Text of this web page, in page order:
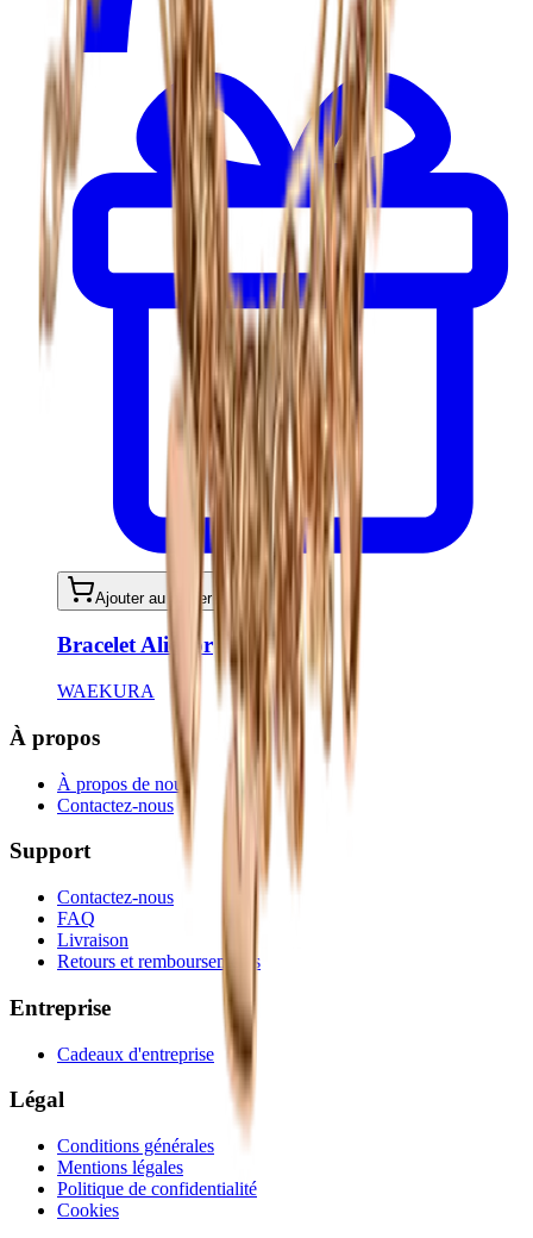
Ajouter au panier
Bracelet Aliénor
WAEKURA
À propos
À propos de nous
Contactez-nous
Support
Contactez-nous
FAQ
Livraison
Retours et remboursements
Entreprise
Cadeaux d'entreprise
Légal
Conditions générales
Mentions légales
Politique de confidentialité
Cookies